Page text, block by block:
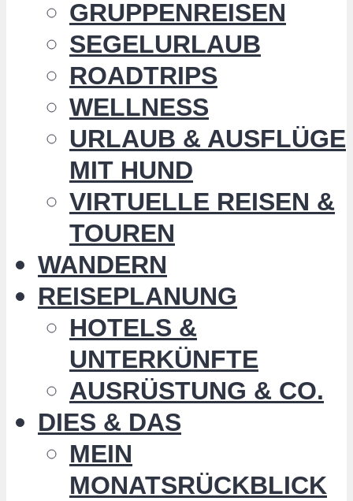
GRUPPENREISEN
SEGELURLAUB
ROADTRIPS
WELLNESS
URLAUB & AUSFLÜGE
MIT HUND
VIRTUELLE REISEN &
TOUREN
WANDERN
REISEPLANUNG
HOTELS &
UNTERKÜNFTE
AUSRÜSTUNG & CO.
DIES & DAS
MEIN
MONATSRÜCKBLICK